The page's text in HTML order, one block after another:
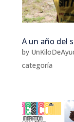
A un año del
by
categoría